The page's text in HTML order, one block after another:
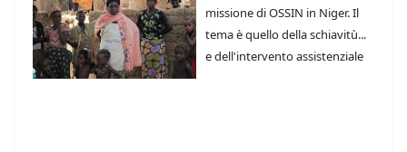
missione di OSSIN in Niger. Il
tema è quello della schiavitù...
e dell'intervento assistenziale